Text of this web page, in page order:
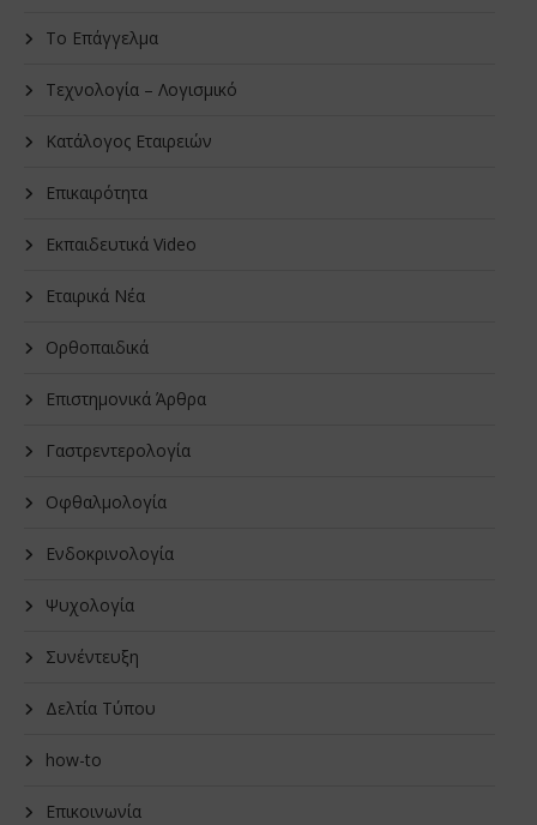
Το Επάγγελμα
Τεχνολογία – Λογισμικό
Κατάλογος Εταιρειών
Επικαιρότητα
Εκπαιδευτικά Video
Εταιρικά Νέα
Oρθοπαιδικά
Επιστημονικά Άρθρα
Γαστρεντερολογία
Οφθαλμολογία
Ενδοκρινολογία
Ψυχολογία
Συνέντευξη
Δελτία Τύπου
how-to
Επικοινωνία